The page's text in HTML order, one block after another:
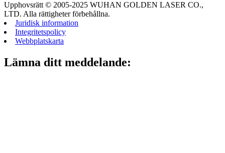
Upphovsrätt © 2005-2025 WUHAN GOLDEN LASER CO.,
LTD. Alla rättigheter förbehållna.
Juridisk information
Integritetspolicy
Webbplatskarta
Lämna ditt meddelande: